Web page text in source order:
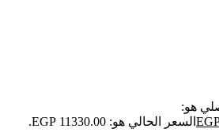
هو:
السعر الحالي هو: EGP 11330.00.